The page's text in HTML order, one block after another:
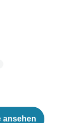
ansehen